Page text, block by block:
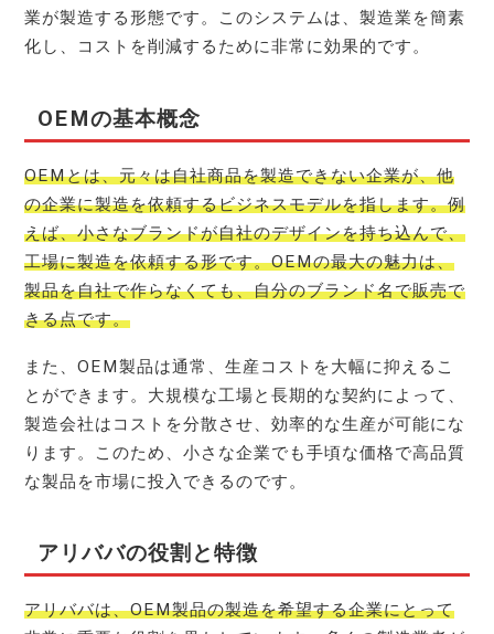
業が製造する形態です。このシステムは、製造業を簡素
化し、コストを削減するために非常に効果的です。
OEMの基本概念
OEMとは、元々は自社商品を製造できない企業が、他
の企業に製造を依頼するビジネスモデルを指します。例
えば、小さなブランドが自社のデザインを持ち込んで、
工場に製造を依頼する形です。OEMの最大の魅力は、
製品を自社で作らなくても、自分のブランド名で販売で
きる点です。
また、OEM製品は通常、生産コストを大幅に抑えるこ
とができます。大規模な工場と長期的な契約によって、
製造会社はコストを分散させ、効率的な生産が可能にな
ります。このため、小さな企業でも手頃な価格で高品質
な製品を市場に投入できるのです。
アリババの役割と特徴
アリババは、OEM製品の製造を希望する企業にとって